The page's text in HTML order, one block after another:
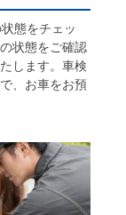
態をチェッ
状態をご確認
します。車検
、お車をお預